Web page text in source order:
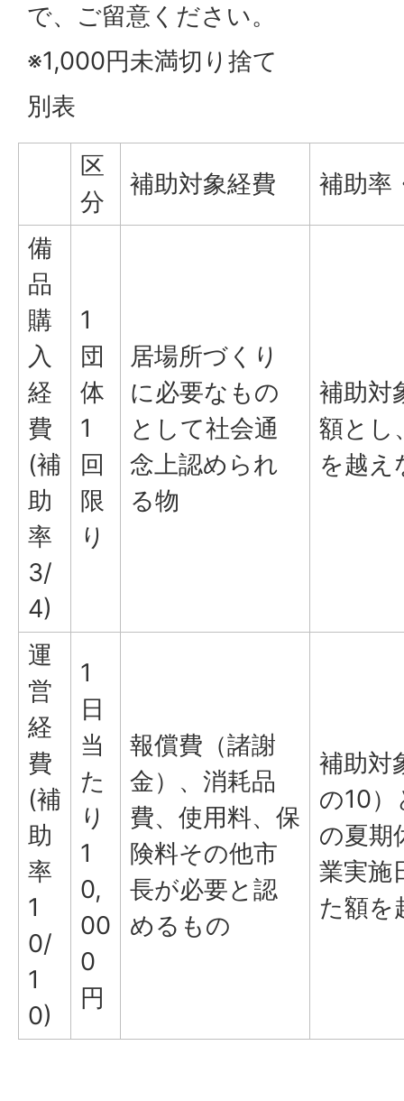
で、ご留意ください。
※1,000円未満切り捨て
別表
区
分
補助対象経費 補助率
備
品
購
入
経
費
(補
助
率
3/
4)
1
団
体
1
回
限
り
居場所づくり
に必要なもの
として社会通
念上認められ
る物
補助対
額とし
を越え
運
営
経
費
(補
助
率
1
0/
1
0)
1
日
当
た
り
1
0,
00
0
円
報償費（諸謝
金）、消耗品
費、使用料、保
険料その他市
長が必要と認
めるもの
補助対
の10）
の夏期
業実施
た額を